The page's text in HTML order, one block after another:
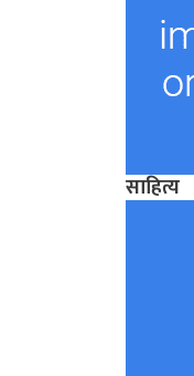
साहित्य